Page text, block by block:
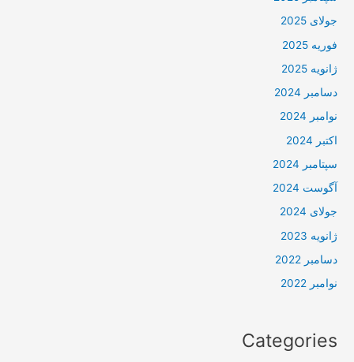
جولای 2025
فوریه 2025
ژانویه 2025
دسامبر 2024
نوامبر 2024
اکتبر 2024
سپتامبر 2024
آگوست 2024
جولای 2024
ژانویه 2023
دسامبر 2022
نوامبر 2022
Categories